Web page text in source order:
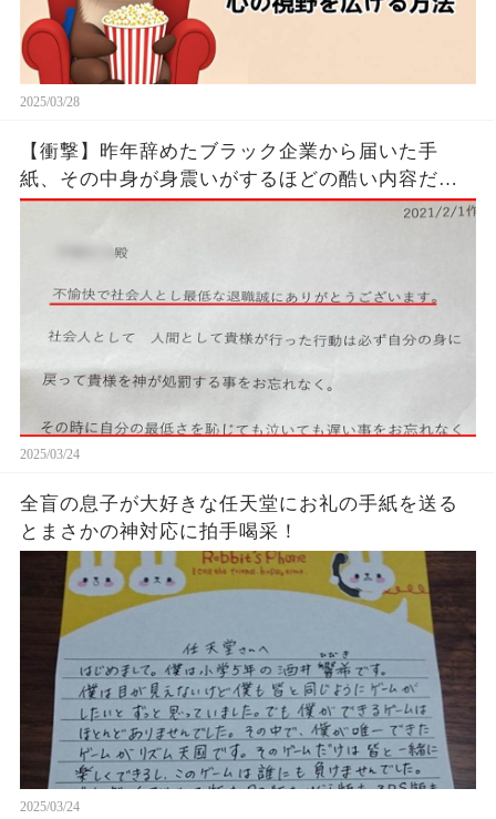
2025/03/28
【衝撃】昨年辞めたブラック企業から届いた手
紙、その中身が身震いがするほどの酷い内容だっ
た…...
2025/03/24
全盲の息子が大好きな任天堂にお礼の手紙を送る
とまさかの神対応に拍手喝采！
2025/03/24